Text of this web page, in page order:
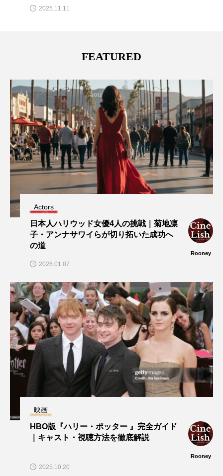
2025.10.11
FEATURED
Actors
日本人ハリウッド女優4人の挑戦｜菊地凛
子・アンナサワイらが切り拓いた成功へ
の道
Rooney
2026.01.07
映画
HBO版『ハリー・ポッター 』完全ガイド
｜キャスト・視聴方法を徹底解説
Rooney
2025.10.20